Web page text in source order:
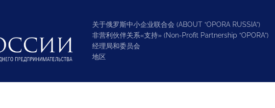
关于俄罗斯中小企业联合会 (ABOUT “OPORA RUSSIA”)
非营利伙伴关系«支持» (Non-Profit Partnership “OPORA”)
经理局和委员会
地区